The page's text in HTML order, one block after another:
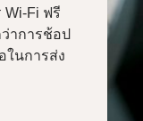
Fi ฟรี
าการช้อป
ในการส่ง